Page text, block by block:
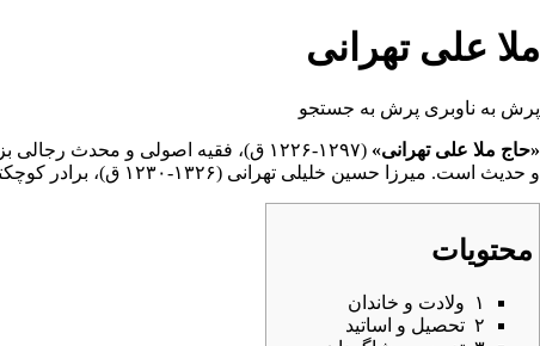
ملا علی تهرانی
پرش به ناوبری پرش به جستجو
«حاج ملا علی تهرانی» (۱۲۹۷-۱۲۲۶ ق)، فقیه اصولی و محدث رجالی بزرگ
و حدیث است. میرزا حسین خلیلی تهرانی (۱۳۲۶-۱۲۳۰ ق)، برادر کوچکتر اوست.
محتویات
۱
ولادت و خاندان
۲ تحصیل و اساتید